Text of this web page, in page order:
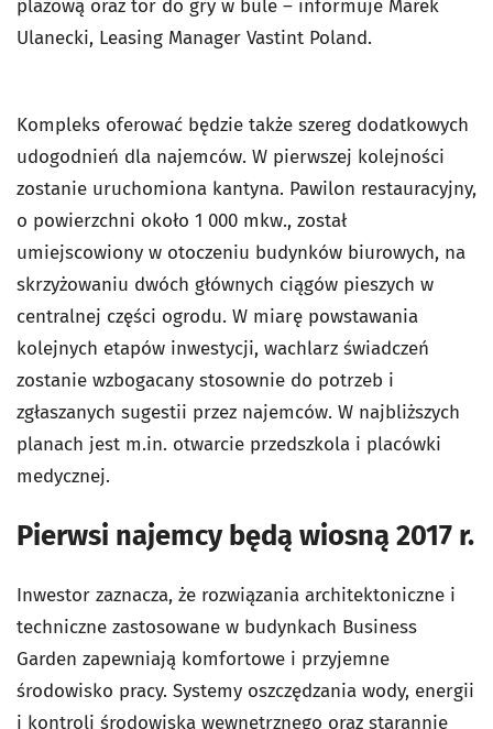
plażową oraz tor do gry w bule – informuje Marek
Ulanecki, Leasing Manager Vastint Poland.
Kompleks oferować będzie także szereg dodatkowych
udogodnień dla najemców. W pierwszej kolejności
zostanie uruchomiona kantyna. Pawilon restauracyjny,
o powierzchni około 1 000 mkw., został
umiejscowiony w otoczeniu budynków biurowych, na
skrzyżowaniu dwóch głównych ciągów pieszych w
centralnej części ogrodu. W miarę powstawania
kolejnych etapów inwestycji, wachlarz świadczeń
zostanie wzbogacany stosownie do potrzeb i
zgłaszanych sugestii przez najemców. W najbliższych
planach jest m.in. otwarcie przedszkola i placówki
medycznej.
Pierwsi najemcy będą wiosną 2017 r.
Inwestor zaznacza, że rozwiązania architektoniczne i
techniczne zastosowane w budynkach Business
Garden zapewniają komfortowe i przyjemne
środowisko pracy. Systemy oszczędzania wody, energii
i kontroli środowiska wewnętrznego oraz starannie